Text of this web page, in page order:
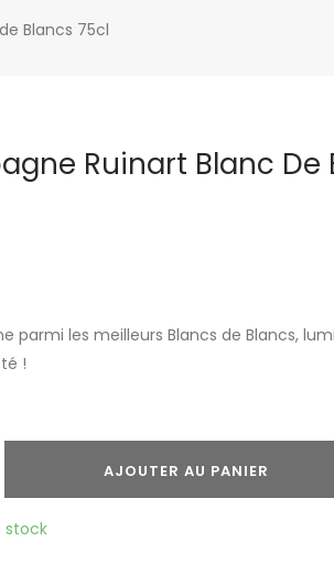
Blancs 75cl
Ruinart Blanc De
parmi les meilleurs Blancs de Blancs,
!
AJOUTER AU PANIER
stock